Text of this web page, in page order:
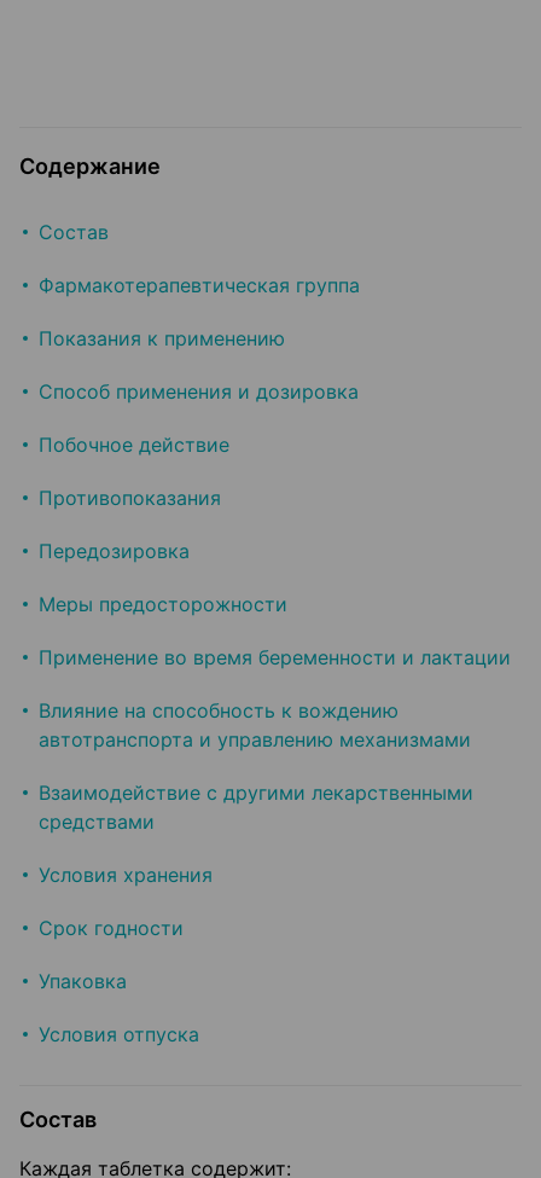
Содержание
Состав
Фармакотерапевтическая группа
Показания к применению
Способ применения и дозировка
Побочное действие
Противопоказания
Передозировка
Меры предосторожности
Применение во время беременности и лактации
Влияние на способность к вождению
автотранспорта и управлению механизмами
Взаимодействие с другими лекарственными
средствами
Условия хранения
Срок годности
Упаковка
Условия отпуска
Состав
Каждая таблетка содержит: